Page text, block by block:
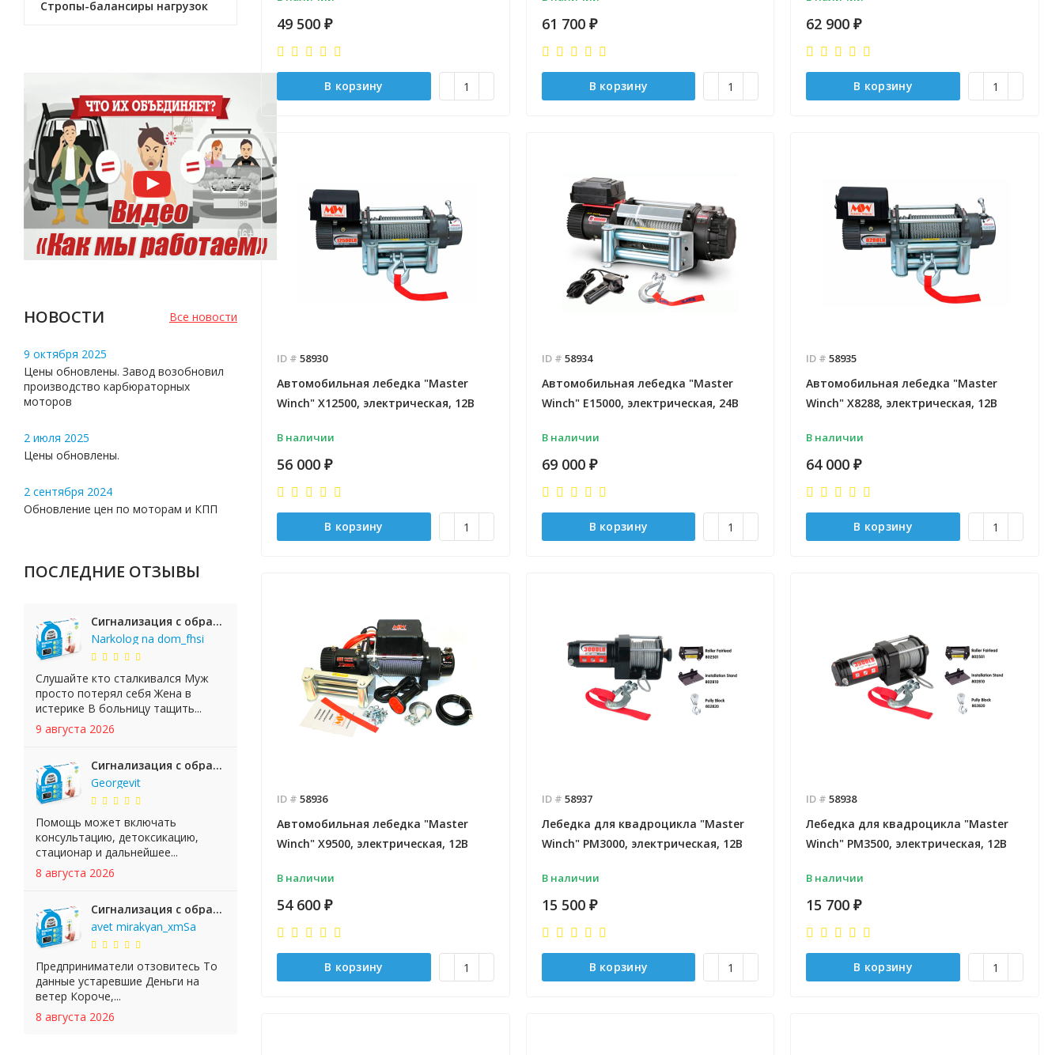
Стропы-балансиры нагрузок
Все новости
НОВОСТИ
9 октября 2025
Цены обновлены. Завод возобновил
производство карбюраторных
моторов
2 июля 2025
Цены обновлены.
2 сентября 2024
Обновление цен по моторам и КПП
ПОСЛЕДНИЕ ОТЗЫВЫ
Сигнализация с обратной связью StarLine E65 BT 2CAN+LIN
Narkolog na dom_fhsi
Слушайте кто сталкивался Муж
просто потерял себя Жена в
истерике В больницу тащить...
9 августа 2026
Сигнализация с обратной связью StarLine E65 BT 2CAN+LIN
Georgevit
Помощь может включать
консультацию, детоксикацию,
стационар и дальнейшее...
8 августа 2026
Сигнализация с обратной связью StarLine E65 BT 2CAN+LIN
avet mirakyan_xmSa
Предприниматели отзовитесь То
данные устаревшие Деньги на
ветер Короче,...
8 августа 2026
49 500 ₽
В корзину
61 700 ₽
В корзину
62 900₽
В корзину
ID # 58930
Автомобильная лебедка "Master
Winch" X12500, электрическая, 12В
В наличии
56 000 ₽
В корзину
ID # 58934
Автомобильная лебедка "Master
Winch" E15000, электрическая, 24В
В наличии
69 000 ₽
В корзину
ID #58935
Автомобильная лебедка "Master
Winch" X8288, электрическая, 12В
В наличии
64 000₽
В корзину
ID # 58936
Автомобильная лебедка "Master
Winch" X9500, электрическая, 12В
В наличии
54 600 ₽
В корзину
ID # 58937
Лебедка для квадроцикла "Master
Winch" PM3000, электрическая, 12В
В наличии
15 500 ₽
В корзину
ID #58938
Лебедка для квадроцикла "Master
Winch" PM3500, электрическая, 12В
В наличии
15 700₽
В корзину